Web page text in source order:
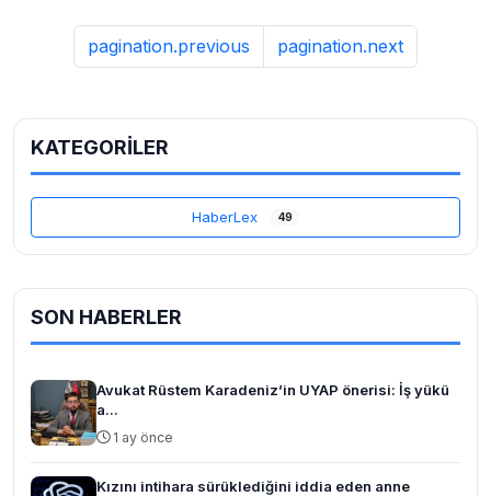
pagination.previous pagination.next
KATEGORİLER
HaberLex 49
SON HABERLER
Avukat Rüstem Karadeniz’in UYAP önerisi: İş yükü
a...
1 ay önce
Kızını intihara sürüklediğini iddia eden anne